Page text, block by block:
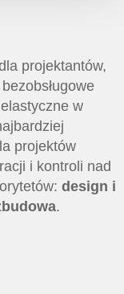
projektantów,
w
projektów
i kontroli nad
design i
.